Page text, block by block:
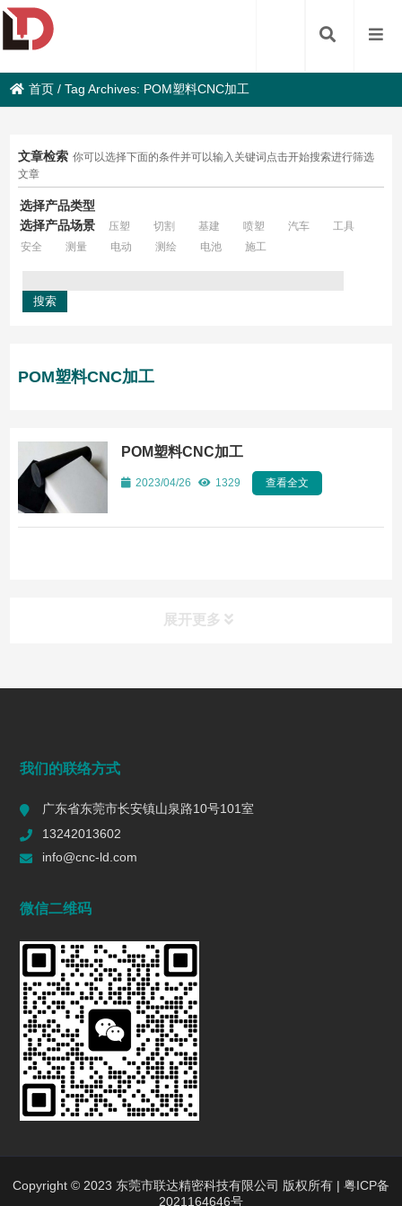
首页 /Tag Archives: POM塑料CNC加工
文章检索 你可以选择下面的条件并可以输入关键词点击开始搜索进行筛选
文章
选择产品类型
选择产品场景
压塑 切割 基建 喷塑 汽车
工具
安全
测量 电动 测绘 电池 施工
POM塑料CNC加工
POM塑料CNC加工
2023/04/26 1329 查看全文
展开更多
2026/07/28 159
2026/01/13
五轴CNC加工在机匣制造中的难点是什么?
2025/12/27 1454
行业动态 INDUSTRY DYNAMICS
我们的联络方式
广东省东莞市长安镇山泉路10号101室
13242013602
info@cnc-ld.com
微信二维码
Copyright © 2023 东莞市联达精密科技有限公司 版权所有 | 粤ICP备
2021164646号